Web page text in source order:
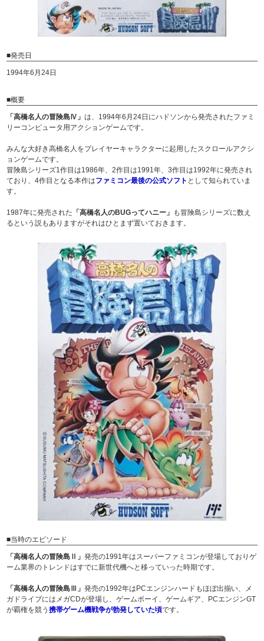
■発売日
1994年6月24日
■概要
「高橋名人の冒険島Ⅳ」は、1994年6月24日にハドソンから発売されたファミ
リーコンピュータ用アクションゲームです。
みんな大好き高橋名人をプレイヤーキャラクターに起用したスクロールアクシ
ョンゲームです。
冒険島シリーズ1作目は1986年、2作目は1991年、3作目は1992年に発売され
ており、4作目となる本作はファミコン最後の公式ソフト として知られていま
す。
1987年に発売された 「高橋名人のBUGってハニー」 も冒険島シリーズに数え
るという説もありますがそれはひとまず置いておきます。
■当時のエピソード
「高橋名人の冒険島Ⅱ」発売の1991年はスーパーファミコンが登場しておりゲ
ーム業界のトレンドはすでに新世代機へと移っていった時期です。
「高橋名人の冒険島Ⅲ」発売の1992年はPCエンジンハードもほぼ出揃い、メ
ガドライブにはメガCDが登場し、ゲームボーイ、ゲームギア、PCエンジンGT
が覇権を競う携帯ゲーム機戦争が勃発していた頃です。